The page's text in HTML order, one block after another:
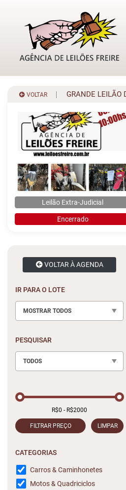
VOLTAR GRANDE LEILÃO
Leilão Extra-Judicial
Encerrado
VOLTAR À AGENDA
IR PARA O LOTE
MOSTRAR TODOS
PESQUISAR
TODOS
FILTRAR PREÇO LIMPAR
CATEGORIAS
Carros & Caminhonetes
Motos & Quadriciclos